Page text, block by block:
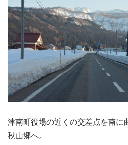
津南町役場の近くの交差点を南に
秋山郷へ。